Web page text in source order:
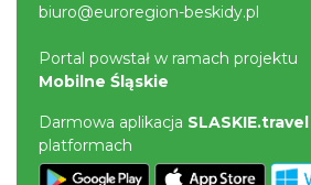
Warsztaty edukacyjne dla
spółka
12.97 km
biuro@euroregion-beskidy.pl
Portal powstał w ramach projektu
Mobilne Śląskie
Darmowa aplikacja SLASKIE.travel
platformach